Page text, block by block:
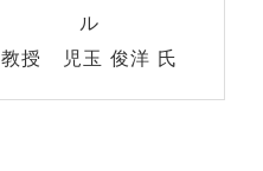
ル
教授 児玉 俊洋 氏